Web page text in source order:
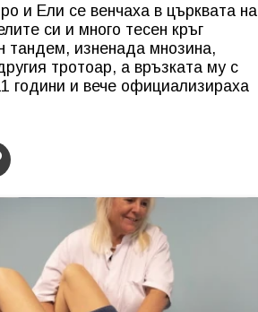
и Ели се венчаха в църквата на
си и много тесен кръг
тандем, изненада мнозина,
тротоар, а връзката му с
години и вече официализираха